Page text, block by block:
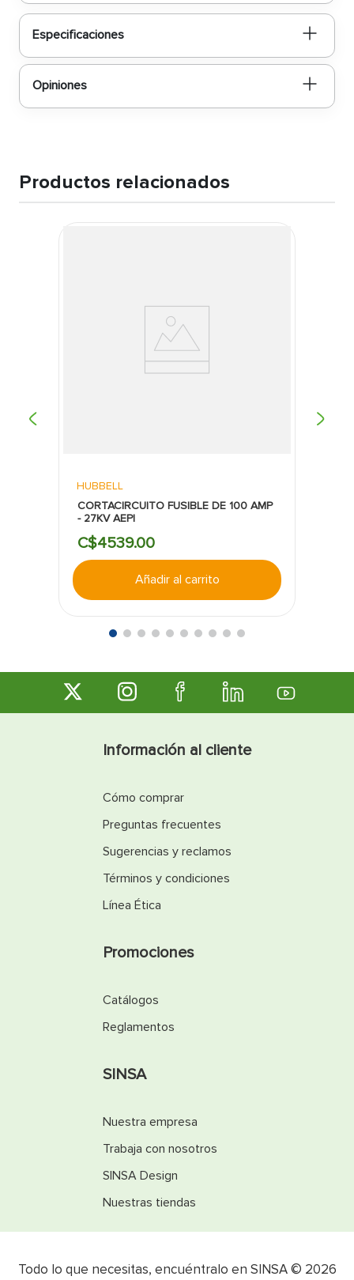
Especificaciones
Opiniones
Productos relacionados
HUBBELL
CORTACIRCUITO FUSIBLE DE 100 AMP
- 27KV AEPI
C$4539.00
Añadir al carrito
Información al cliente
Cómo comprar
Preguntas frecuentes
Sugerencias y reclamos
Términos y condiciones
Línea Ética
Promociones
Catálogos
Reglamentos
SINSA
Nuestra empresa
Trabaja con nosotros
SINSA Design
Nuestras tiendas
Todo lo que necesitas, encuéntralo en SINSA © 2026